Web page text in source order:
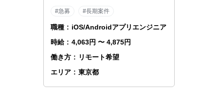
#急募 #長期案件
職種 : iOS/Androidアプリエンジニア
時給 : 4,063円 〜 4,875円
働き方 : リモート希望
エリア : 東京都